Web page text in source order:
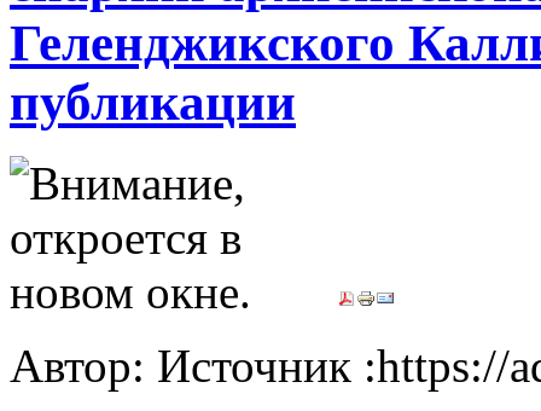
Геленджикского
публикации
Автор: Источник :https://